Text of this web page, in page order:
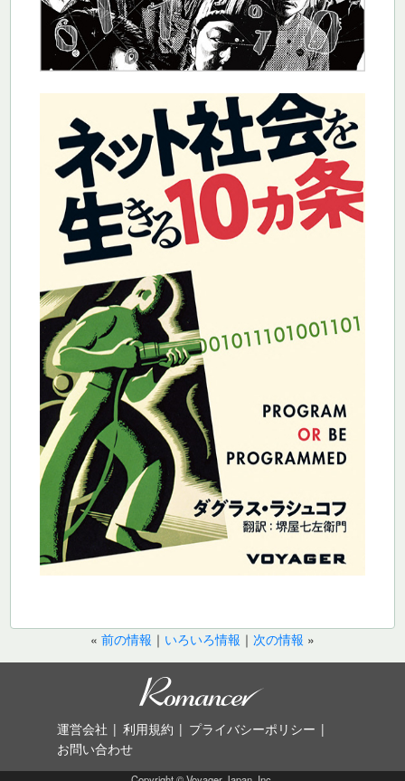
« 前の情報 ｜ いろいろ情報 ｜ 次の情報 »
運営会社 利用規約
プライバシーポリシー
お問い合わせ